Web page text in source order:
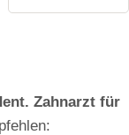
Zahnarzt für